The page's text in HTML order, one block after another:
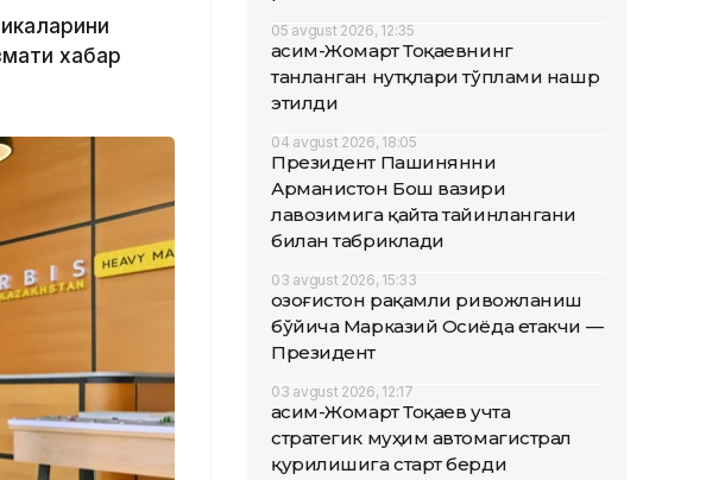
хабар
05 avgust 2026, 12:35
Қасим-Жомарт Тоқаевнинг
танланган нутқлари тўплами нашр
этилди
04 avgust 2026, 18:05
Президент Пашинянни
Арманистон Бош вазири
лавозимига қайта тайинлангани
билан табриклади
03 avgust 2026, 15:33
Қозоғистон рақамли ривожланиш
бўйича Марказий Осиёда етакчи —
Президент
03 avgust 2026, 12:17
Қасим-Жомарт Тоқаев учта
стратегик муҳим автомагистрал
қурилишига старт берди